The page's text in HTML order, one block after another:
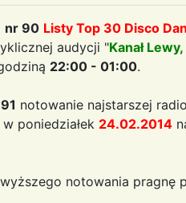
nr 90 Listy Top 30 Disco
audycji "Kanał
22:00 - 01:00.
91 notowanie najstarszej
poniedziałek 24.02.2014
notowania pragnę